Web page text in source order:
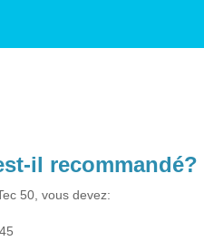
il recommandé?
50, vous devez: